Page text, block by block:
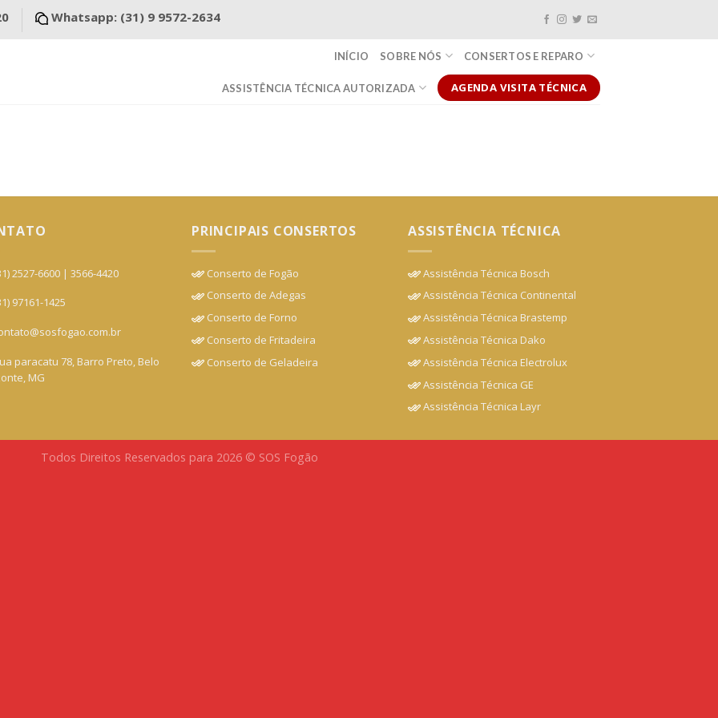
Whatsapp: (31) 9 9572-2634
INÍCIO SOBRE NÓS CONSERTOS E REPARO
ASSISTÊNCIA TÉCNICA AUTORIZADA AGENDA VISITA TÉCNICA
2527-6600 | 3566-4420
97161-1425
paracatu 78, Barro Preto, Belo
MG
PRINCIPAIS CONSERTOS
Conserto de Fogão
Conserto de Adegas
Conserto de Forno
Conserto de Fritadeira
Conserto de Geladeira
ASSISTÊNCIA TÉCNICA
Assistência Técnica Bosch
Assistência Técnica Continental
Assistência Técnica Brastemp
Assistência Técnica Dako
Assistência Técnica Electrolux
Assistência Técnica GE
Assistência Técnica Layr
Todos Direitos Reservados para 2026 © SOS Fogão